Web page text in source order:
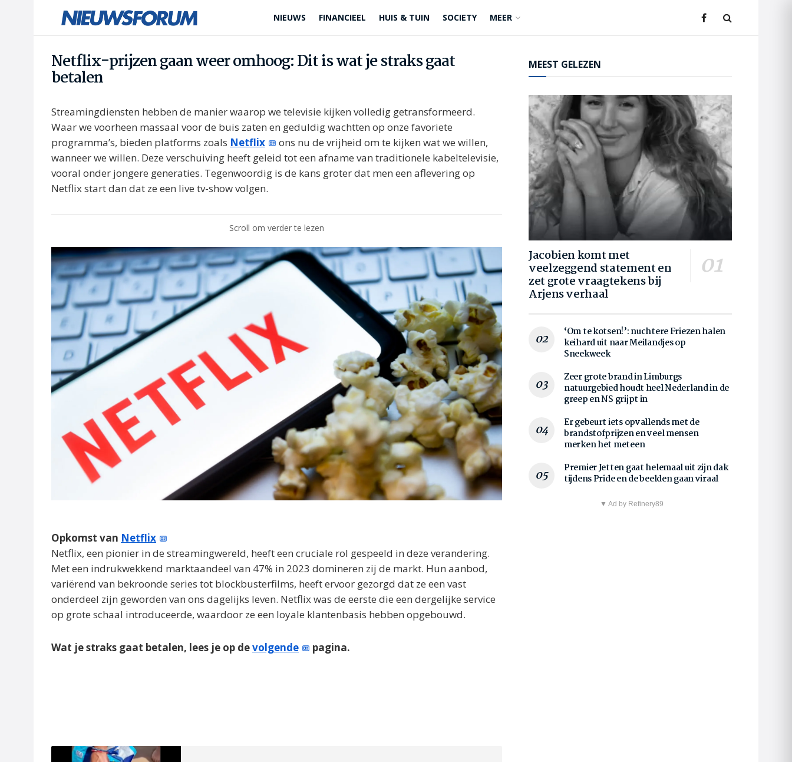
NIEUWS FINANCIEEL HUIS & TUIN SOCIETY MEER
Netflix-prijzen gaan weer omhoog: Dit is wat je straks gaat
betalen
Streamingdiensten hebben de manier waarop we televisie kijken volledig getransformeerd.
Waar we voorheen massaal voor de buis zaten en geduldig wachtten op onze favoriete
programma’s, bieden platforms zoals Netflix
ons nu de vrijheid om te kijken wat we willen,
wanneer we willen. Deze verschuiving heeft geleid tot een afname van traditionele kabeltelevisie,
vooral onder jongere generaties. Tegenwoordig is de kans groter dat men een aflevering op
Netflix start dan dat ze een live tv-show volgen.
Scroll om verder te lezen
Opkomst van Netflix
Netflix, een pionier in de streamingwereld, heeft een cruciale rol gespeeld in deze verandering.
Met een indrukwekkend marktaandeel van 47% in 2023 domineren zij de markt. Hun aanbod,
variërend van bekroonde series tot blockbusterfilms, heeft ervoor gezorgd dat ze een vast
onderdeel zijn geworden van ons dagelijks leven. Netflix was de eerste die een dergelijke service
op grote schaal introduceerde, waardoor ze een loyale klantenbasis hebben opgebouwd.
Wat je straks gaat betalen, lees je op devolgende pagina.
MEEST GELEZEN
Jacobien komt met
veelzeggend statement en
zet grote vraagtekens bij
Arjens verhaal
‘Om te kotsen!’: nuchtere Friezen halen
keihard uit naar Meilandjes op
Sneekweek
Zeer grote brand in Limburgs
natuurgebied houdt heel Nederland in de
greep en NS grijpt in
Er gebeurt iets opvallends met de
brandstofprijzen en veel mensen
merken het meteen
Premier Jetten gaat helemaal uit zijn dak
tijdens Pride en de beelden gaan viraal
▼ Ad by Refinery89